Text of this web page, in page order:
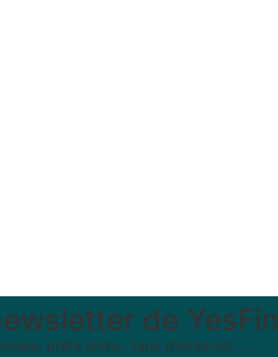
de YesFin
prêts immo, taux d’emprunt, …